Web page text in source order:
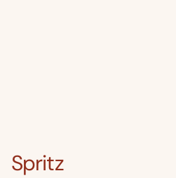
Spritz